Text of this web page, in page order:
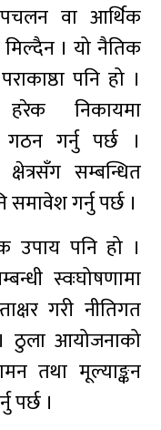
वा आर्थिक
। यो नैतिक
पनि हो ।
निकायमा
गठन गर्नु पर्छ ।
क्षेत्रसँग सम्बन्धित
गर्नु पर्छ ।
उपाय पनि हो ।
स्वःघोषणामा
गरी नीतिगत
। ठुला आयोजनाको
तथा मूल्याङ्कन
पर्छ ।